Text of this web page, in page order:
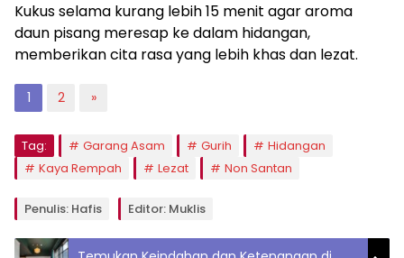
Kukus selama kurang lebih 15 menit agar aroma
daun pisang meresap ke dalam hidangan,
memberikan cita rasa yang lebih khas dan lezat.
1 2 »
Tag: Garang Asam Gurih
Hidangan
Kaya Rempah
Lezat Non Santan
Penulis: Hafis Editor: Muklis